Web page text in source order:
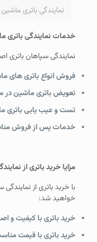
نمایندگی باتری
خدمات نمایندگی باتری
نمایندگی سپاهان باتری
فروش انواع باتری های
تعویض باتری ماشین در
تست و عیب یابی باتری
خدمات پس از فروش
مزایا خرید باتری از
با خرید باتری از نمایندگی
خواهید شد:
خرید باتری با کیفیت و
خرید باتری با قیمت